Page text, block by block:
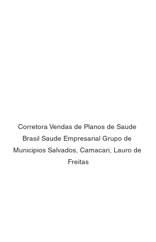
Corretora Vendas de Planos de Saude
Brasil Saude Empresarial Grupo de
Municipios Salvados, Camacari, Lauro de
Freitas